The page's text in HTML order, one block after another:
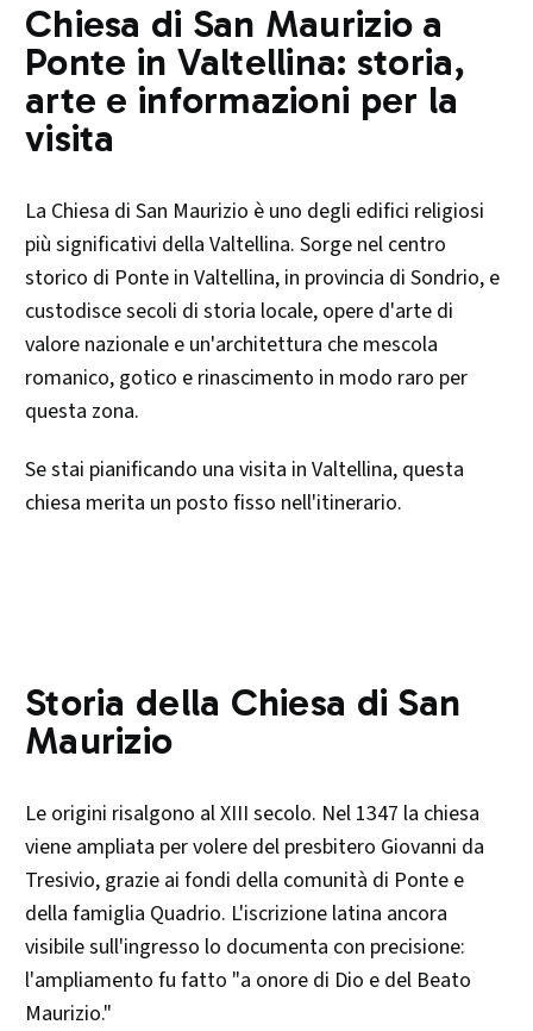
Chiesa di San Maurizio a
Ponte in Valtellina: storia,
arte e informazioni per la
visita
La Chiesa di San Maurizio è uno degli edifici religiosi
più significativi della Valtellina. Sorge nel centro
storico di Ponte in Valtellina, in provincia di Sondrio, e
custodisce secoli di storia locale, opere d'arte di
valore nazionale e un'architettura che mescola
romanico, gotico e rinascimento in modo raro per
questa zona.
Se stai pianificando una visita in Valtellina, questa
chiesa merita un posto fisso nell'itinerario.
Storia della Chiesa di San
Maurizio
Le origini risalgono al XIII secolo. Nel 1347 la chiesa
viene ampliata per volere del presbitero Giovanni da
Tresivio, grazie ai fondi della comunità di Ponte e
della famiglia Quadrio. L'iscrizione latina ancora
visibile sull'ingresso lo documenta con precisione:
l'ampliamento fu fatto "a onore di Dio e del Beato
Maurizio."